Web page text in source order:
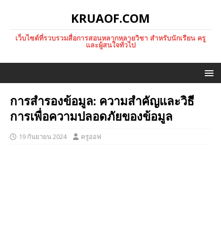
KRUAOF.COM
เว็บไซต์ที่รวบรวมสื่อการสอนหลากหลายวิชา สำหรับนักเรียน ครู
และผู้สนใจทั่วไป
การสำรองข้อมูล: ความสำคัญและวิธี
การเพื่อความปลอดภัยของข้อมูล
19 กันยายน 2024 ครูออฟ